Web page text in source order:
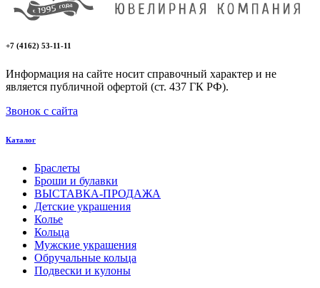
+7 (4162) 53-11-11
Информация на сайте носит справочный характер и не
является публичной офертой (ст. 437 ГК РФ).
Звонок с сайта
Каталог
Браслеты
Броши и булавки
ВЫСТАВКА-ПРОДАЖА
Детские украшения
Колье
Кольца
Мужские украшения
Обручальные кольца
Подвески и кулоны